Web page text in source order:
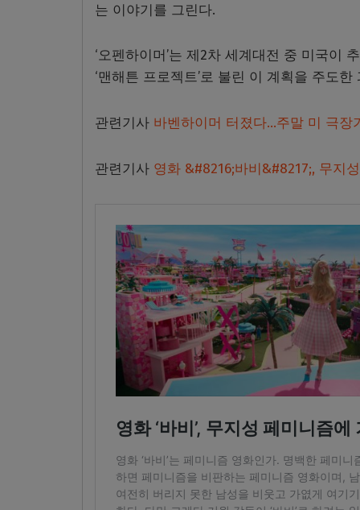
는 이야기를 그린다.
‘오펜하이머’는 제2차 세계대전 중 미국이
‘맨해튼 프로젝트’로 불린 이 계획을 주도
관련기사 바벤하이머 터졌다…주말 미 극장
관련기사 영화 &#8216;바비&#8217;, 무지